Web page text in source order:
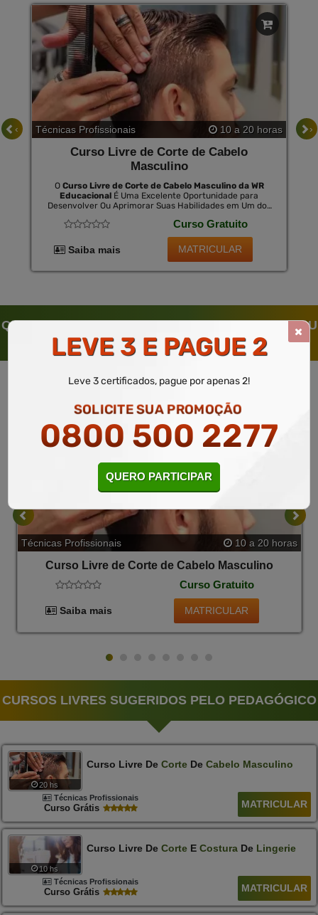
Técnicas Profissionais 10 a 20 horas
Curso Livre de Corte de Cabelo
Masculino
O Curso Livre de Corte de Cabelo Masculino da WR
Educacional É Uma Excelente Oportunidade para
Desenvolver Ou Aprimorar Suas Habilidades em Um dos
Aprenda com Especialistas do Setor e Adquira
Conhecimentos Práticos e Teóricos Que Irão Capacitar
Você a Executar Diversos Estilos e Cortes. Este Curso É
a Porta de Entrada para Um Campo Emocionante e
Um Certificado Válido em Todo o Brasil por Uma
Curso Gratuito
Saiba mais MATRICULAR
‹ ›
QUEM SOLICITOU ESTE CURSO LIVRE, SOLICITOU
TAMBÉM
Técnicas Profissionais 10 a 20 horas
Curso Livre de Corte de Cabelo Masculino
Curso Gratuito
Saiba mais MATRICULAR
CURSOS LIVRES SUGERIDOS PELO PEDAGÓGICO
20 hs
Curso Livre De CorteDe Cabelo Masculino
Técnicas Profissionais
Curso Grátis MATRICULAR
10 hs
Curso Livre De CorteE CosturaDe Lingerie
Técnicas Profissionais
Curso Grátis MATRICULAR
LEVE 3 E PAGUE 2
Leve 3 certificados, pague por apenas 2!
SOLICITE SUA PROMOÇÃO
0800 500 2277
QUERO PARTICIPAR